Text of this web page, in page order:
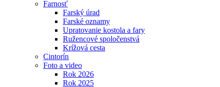
Farnosť
Farský úrad
Farské oznamy
Upratovanie kostola a fary
Ružencové spoločenstvá
Krížová cesta
Cintorín
Foto a video
Rok 2026
Rok 2025